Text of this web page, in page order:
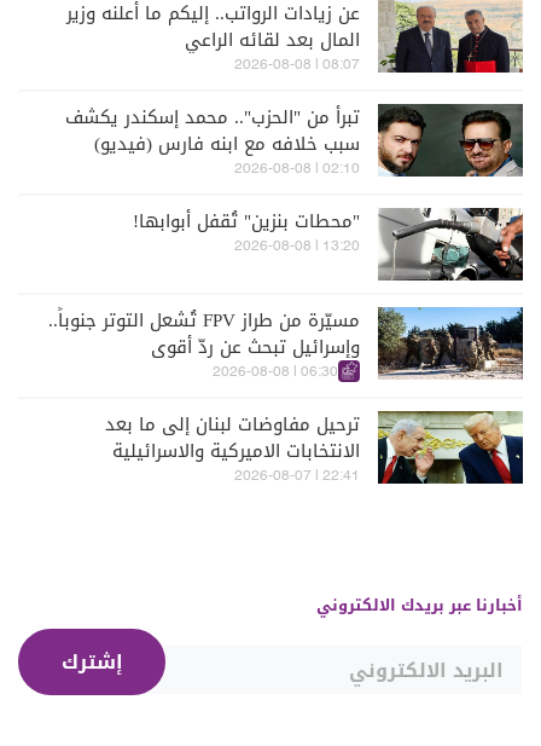
عن زيادات الرواتب.. إليكم ما أعلنه وزير
المال بعد لقائه الراعي
08:07 | 2026-08-08
تبرأ من "الحزب".. محمد إسكندر يكشف
سبب خلافه مع ابنه فارس (فيديو)
02:10 | 2026-08-08
"محطات بنزين" تُقفل أبوابها!
13:20 | 2026-08-08
مسيّرة من طراز FPV تُشعل التوتر جنوباً..
وإسرائيل تبحث عن ردّ أقوى
06:30 | 2026-08-08
ترحيل مفاوضات لبنان إلى ما بعد
الانتخابات الاميركية والاسرائيلية
22:41 | 2026-08-07
أخبارنا عبر بريدك الالكتروني
إشترك